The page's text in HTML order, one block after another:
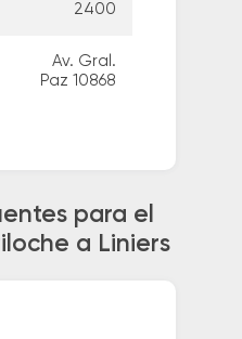
2400
Av. Gral.
Paz 10868
para el
a Liniers